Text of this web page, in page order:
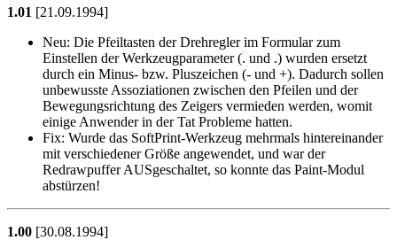
1.01 [21.09.1994]
Neu: Die Pfeiltasten der Drehregler im Formular zum
Einstellen der Werkzeugparameter (. und .) wurden ersetzt
durch ein Minus- bzw. Pluszeichen (- und +). Dadurch sollen
unbewusste Assoziationen zwischen den Pfeilen und der
Bewegungsrichtung des Zeigers vermieden werden, womit
einige Anwender in der Tat Probleme hatten.
Fix: Wurde das SoftPrint-Werkzeug mehrmals hintereinander
mit verschiedener Größe angewendet, und war der
Redrawpuffer AUSgeschaltet, so konnte das Paint-Modul
abstürzen!
1.00 [30.08.1994]